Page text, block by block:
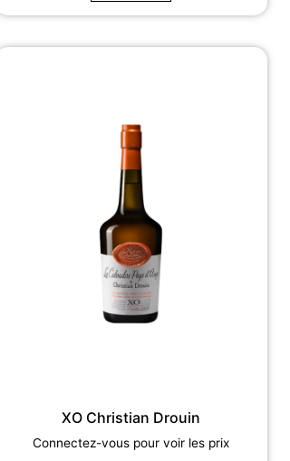
XO Christian Drouin
Connectez-vous pour voir les prix